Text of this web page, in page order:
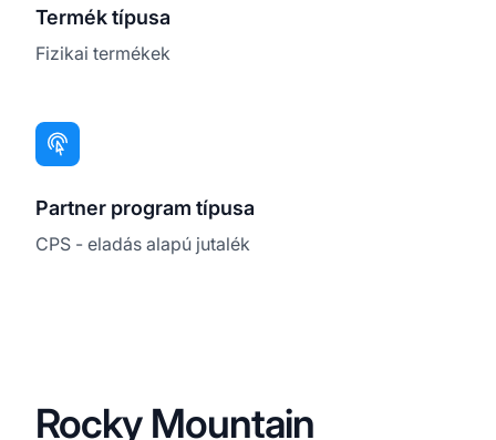
Termék típusa
Fizikai termékek
Partner program típusa
CPS - eladás alapú jutalék
Rocky Mountain